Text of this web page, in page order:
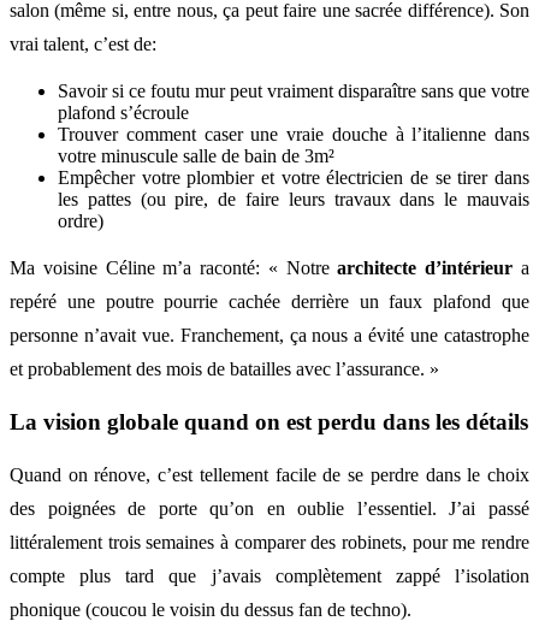
salon (même si, entre nous, ça peut faire une sacrée différence). Son
vrai talent, c’est de:
Savoir si ce foutu mur peut vraiment disparaître sans que votre
plafond s’écroule
Trouver comment caser une vraie douche à l’italienne dans
votre minuscule salle de bain de 3m²
Empêcher votre plombier et votre électricien de se tirer dans
les pattes (ou pire, de faire leurs travaux dans le mauvais
ordre)
Ma voisine Céline m’a raconté: « Notrearchitecte d’intérieur a
repéré une poutre pourrie cachée derrière un faux plafond que
personne n’avait vue. Franchement, ça nous a évité une catastrophe
et probablement des mois de batailles avec l’assurance. »
La vision globale quand on est perdu dans les détails
Quand on rénove, c’est tellement facile de se perdre dans le choix
des poignées de porte qu’on en oublie l’essentiel. J’ai passé
littéralement trois semaines à comparer des robinets, pour me rendre
compte plus tard que j’avais complètement zappé l’isolation
phonique (coucou le voisin du dessus fan de techno).